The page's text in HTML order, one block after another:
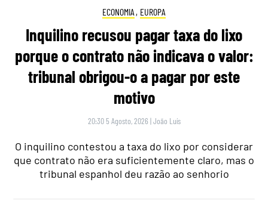
ECONOMIA , EUROPA
Inquilino recusou pagar taxa do lixo
porque o contrato não indicava o valor:
tribunal obrigou-o a pagar por este
motivo
20:30 5 Agosto, 2026 |João Luís
O inquilino contestou a taxa do lixo por considerar
que contrato não era suficientemente claro, mas o
tribunal espanhol deu razão ao senhorio